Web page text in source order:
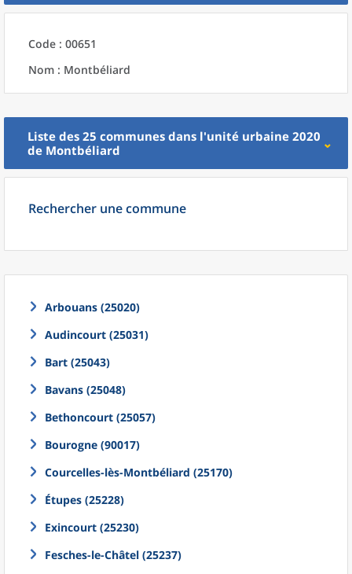
Code : 00651
Nom : Montbéliard
Liste des 25 communes dans l'unité urbaine 2020
de Montbéliard
Rechercher une commune
Arbouans (25020)
Audincourt (25031)
Bart (25043)
Bavans (25048)
Bethoncourt (25057)
Bourogne (90017)
Courcelles-lès-Montbéliard (25170)
Étupes (25228)
Exincourt (25230)
Fesches-le-Châtel (25237)